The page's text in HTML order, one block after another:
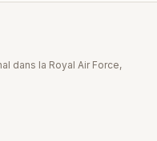
dans la Royal Air Force,